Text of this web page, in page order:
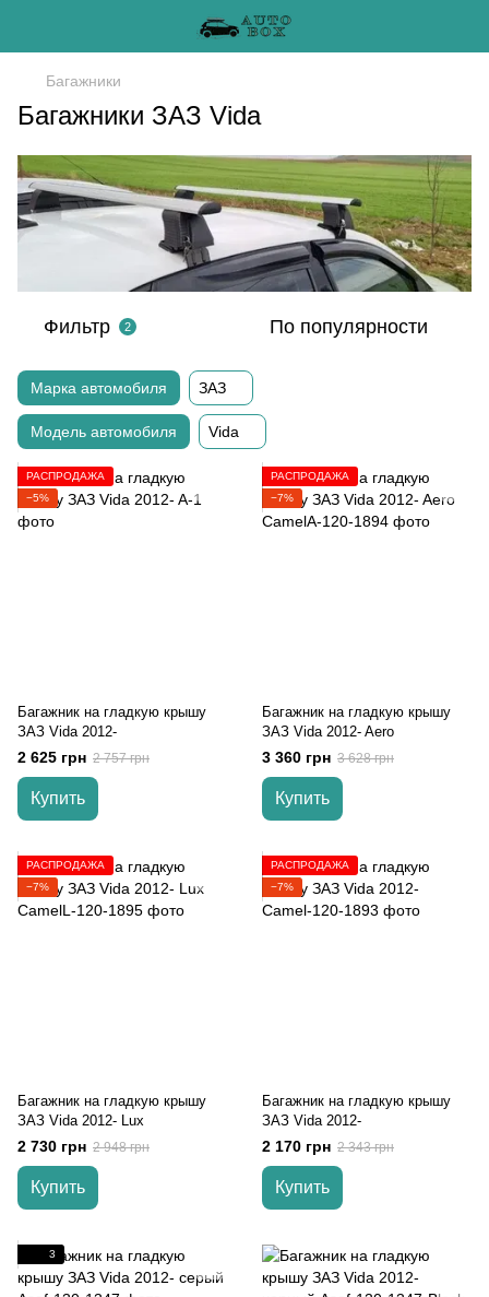
Багажники
Багажники ЗАЗ Vida
Фильтр 2 По популярности
Марка автомобиля ЗАЗ
Модель автомобиля Vida
РАСПРОДАЖА
−5%
Багажник на гладкую крышу
ЗАЗ Vida 2012-
2 625 грн 2 757 грн
Купить
РАСПРОДАЖА
−7%
Багажник на гладкую крышу
ЗАЗ Vida 2012- Aero
3 360 грн 3 628 грн
Купить
РАСПРОДАЖА
−7%
Багажник на гладкую крышу
ЗАЗ Vida 2012- Lux
2 730 грн 2 948 грн
Купить
РАСПРОДАЖА
−7%
Багажник на гладкую крышу
ЗАЗ Vida 2012-
2 170 грн 2 343 грн
Купить
3